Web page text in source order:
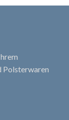
Polsterwaren